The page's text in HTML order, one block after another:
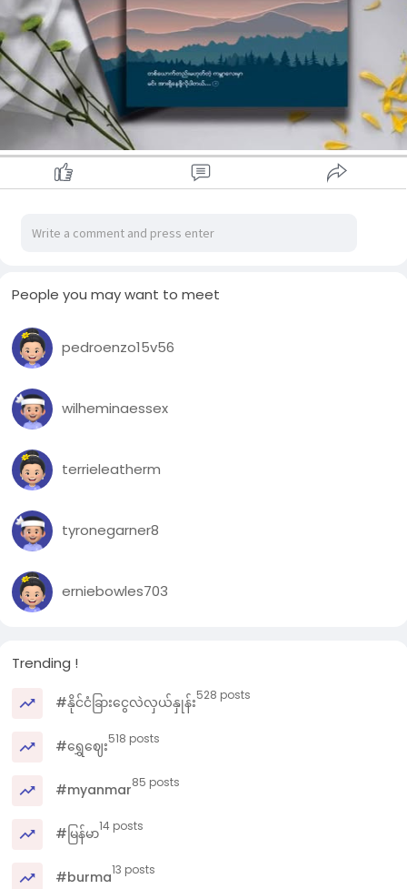
People you may want to meet
pedroenzo15v56
wilheminaessex
terrieleatherm
tyronegarner8
erniebowles703
Trending !
#နိုင်ငံခြားငွေလဲလှယ်နှုန်း528 posts
#ရွှေဈေး518 posts
#myanmar85 posts
#မြန်မာ14 posts
#burma13 posts